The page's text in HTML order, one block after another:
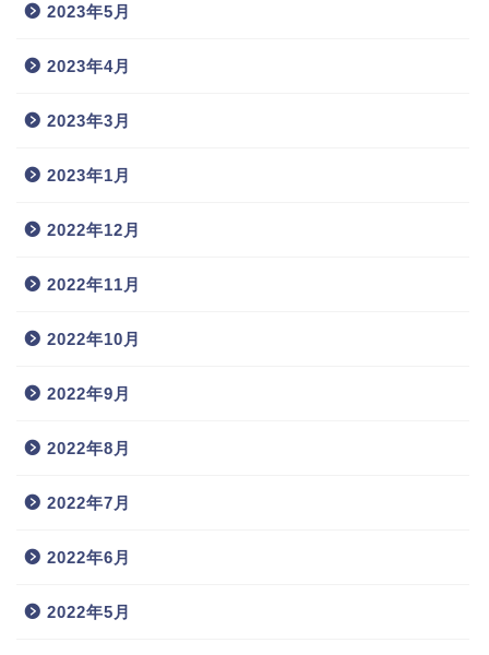
2023年5月
2023年4月
2023年3月
2023年1月
2022年12月
2022年11月
2022年10月
2022年9月
2022年8月
2022年7月
2022年6月
2022年5月